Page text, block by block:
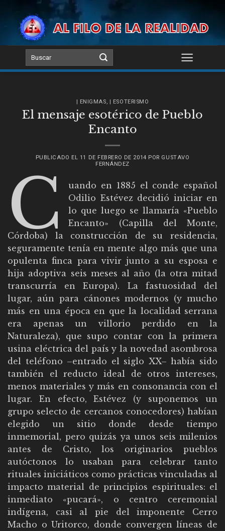
content
| ENIGMAS, | ESOTERISMO
El mensaje esotérico de Pueblo
Encanto
PUBLICADO EL 11 DE FEBRERO DE 2014 POR GUSTAVO
FERNÁNDEZ
C
uando en 1885 el conde español
Odilio Estévez decidió iniciar en
lo que luego se llamaría «Pueblo
Encanto» (Capilla del Monte,
Córdoba) la construcción de su residencia,
seguramente tenía en mente algo más que una
opulenta finca para vivir junto a su esposa e
hija adoptiva seis meses al año (la otra mitad
transcurría en Europa). La fastuosidad del
lugar, aún para cánones modernos (y mucho
más en una época en que la localidad serrana
era apenas un villorio perdido en la
Naturaleza), que supo contar con la primera
usina eléctrica del país y la novedad asombrosa
del teléfono –entrado el siglo XX– había sido
también el reducto ideal de otros intereses,
menos materiales y más en consonancia con el
lugar. En efecto, Estévez (y suponemos un
grupo selecto de cercanos conocedores) habían
elegido un sitio donde desde tiempo
inmemorial, pero quizás ya unos seis milenios
antes de Cristo, los originarios pueblos
autóctonos lo usaban para celebrar tanto
rituales iniciáticos como prácticas vinculadas al
impacto material de principios espirituales: el
inmediato «pucará», o centro ceremonial
indígena, casi al pie del imponente Cerro
Macho o Uritorco, donde convergen líneas de